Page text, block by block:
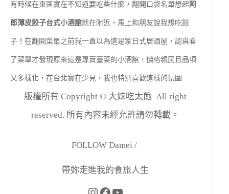
有時候在東區實在不知道要吃些什麼，翻開口袋名單想起阿
郎薄皮餃子台式小酒館就在附近，馬上和朋友說我想吃餃
子！在翻開菜單之前我一直以為這是家日式居酒屋，認真看
了菜單才發現原來這是專賣臺菜的小酒館，價格親民且品項
又多樣化，在台北實在少見，我也特別喜歡這樣的氛圍
版權所有 Copyright © 大妹吃太飽 All right
reserved. 所有內容未經允許請勿轉載。
FOLLOW Damei /
帶妳走進我的食旅人生